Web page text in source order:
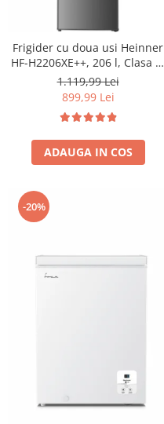
Frigider cu doua usi Heinner
HF-H2206XE++, 206 l, Clasa E,
lumina LED, 3 rafturi de sticla,
H 143 cm, Inox
1.119,99 Lei
899,99 Lei
ADAUGA IN COS
-20%